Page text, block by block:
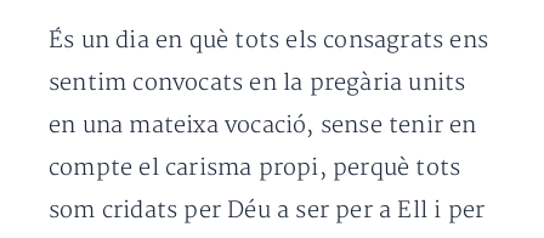
És un dia en què tots els consagrats ens
sentim convocats en la pregària units
en una mateixa vocació, sense tenir en
compte el carisma propi, perquè tots
som cridats per Déu a ser per a Ell i per